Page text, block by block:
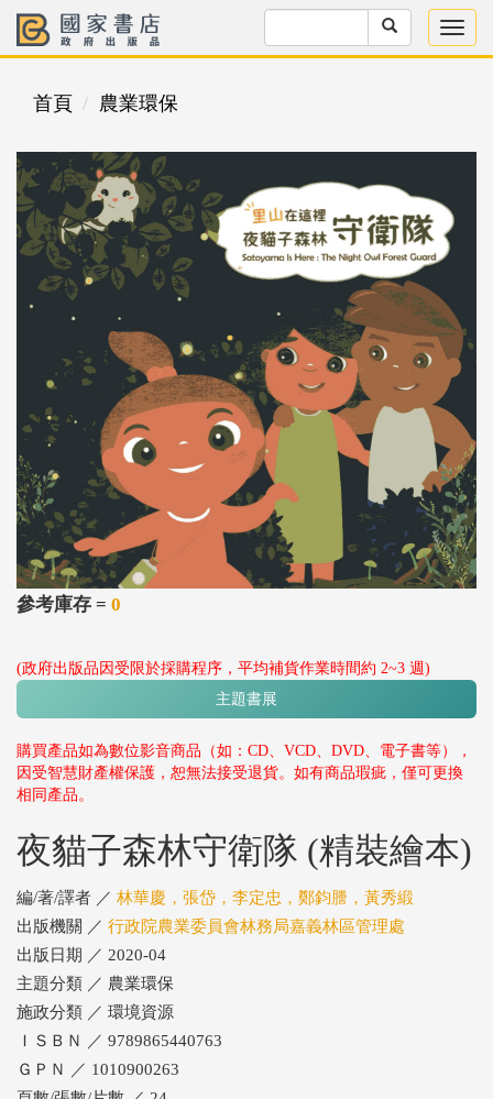
首頁 農業環保
參考庫存 = 0
(政府出版品因受限於採購程序，平均補貨作業時間約 2~3 週)
主題書展
購買產品如為數位影音商品（如：CD、VCD、DVD、電子書等），
因受智慧財產權保護，恕無法接受退貨。如有商品瑕疵，僅可更換
相同產品。
夜貓子森林守衛隊 (精裝繪本)
編/著/譯者 ／ 林華慶，張岱，李定忠，鄭鈞謄，黃秀緞
出版機關 ／ 行政院農業委員會林務局嘉義林區管理處
出版日期 ／ 2020-04
主題分類 ／ 農業環保
施政分類 ／ 環境資源
ＩＳＢＮ ／ 9789865440763
ＧＰＮ ／ 1010900263